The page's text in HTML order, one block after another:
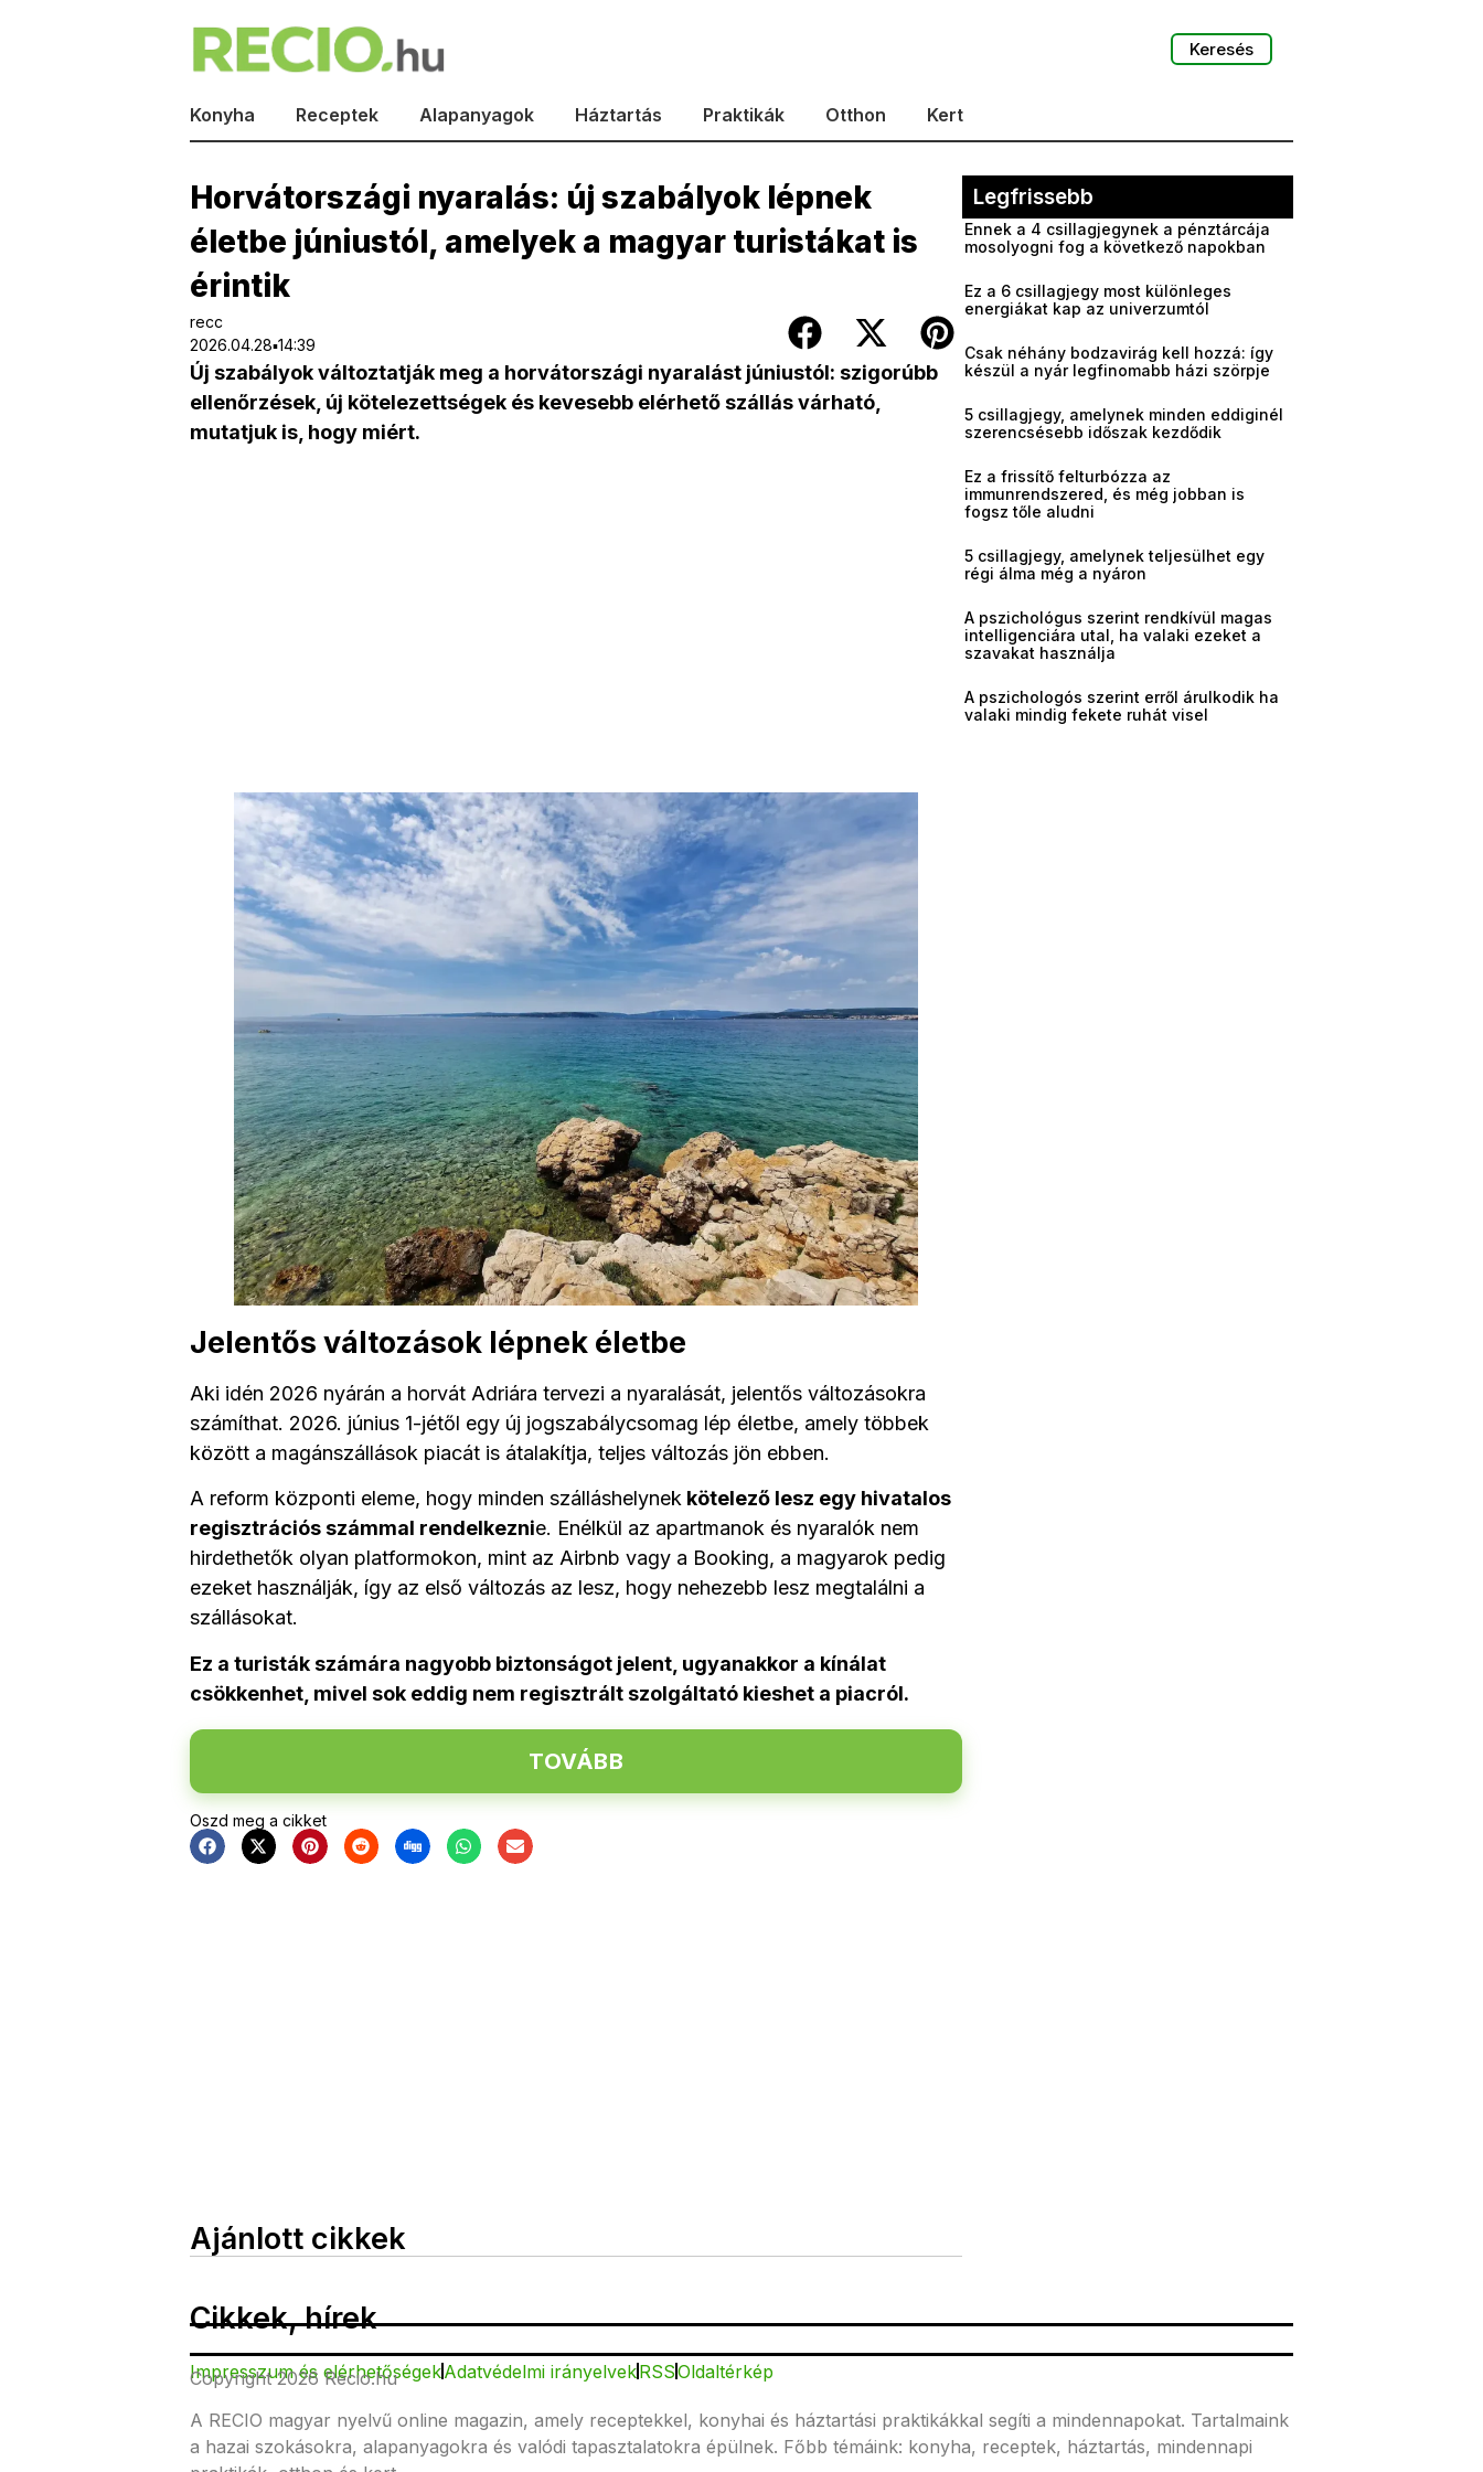
Keresés
Konyha Receptek Alapanyagok Háztartás Praktikák Otthon Kert
Horvátországi nyaralás: új szabályok lépnek
életbe júniustól, amelyek a magyar turistákat is
érintik
recc
2026.04.28▪14:39
Új szabályok változtatják meg a horvátországi nyaralást júniustól: szigorúbb
ellenőrzések, új kötelezettségek és kevesebb elérhető szállás várható,
mutatjuk is, hogy miért.
Jelentős változások lépnek életbe
Aki idén 2026 nyárán a horvát Adriára tervezi a nyaralását, jelentős változásokra
számíthat. 2026. június 1-jétől egy új jogszabálycsomag lép életbe, amely többek
között a magánszállások piacát is átalakítja, teljes változás jön ebben.
A reform központi eleme, hogy minden szálláshelynek kötelező lesz egy hivatalos
regisztrációs számmal rendelkeznie. Enélkül az apartmanok és nyaralók nem
hirdethetők olyan platformokon, mint az Airbnb vagy a Booking, a magyarok pedig
ezeket használják, így az első változás az lesz, hogy nehezebb lesz megtalálni a
szállásokat.
Ez a turisták számára nagyobb biztonságot jelent, ugyanakkor a kínálat
csökkenhet, mivel sok eddig nem regisztrált szolgáltató kieshet a piacról.
TOVÁBB
Oszd meg a cikket
Ajánlott cikkek
Legfrissebb
Ennek a 4 csillagjegynek a pénztárcája
mosolyogni fog a következő napokban
Ez a 6 csillagjegy most különleges
energiákat kap az univerzumtól
Csak néhány bodzavirág kell hozzá: így
készül a nyár legfinomabb házi szörpje
5 csillagjegy, amelynek minden eddiginél
szerencsésebb időszak kezdődik
Ez a frissítő felturbózza az
immunrendszered, és még jobban is
fogsz tőle aludni
5 csillagjegy, amelynek teljesülhet egy
régi álma még a nyáron
A pszichológus szerint rendkívül magas
intelligenciára utal, ha valaki ezeket a
szavakat használja
A pszichologós szerint erről árulkodik ha
valaki mindig fekete ruhát visel
Cikkek, hírek
Impresszum és elérhetőségekAdatvédelmi irányelvekRSSOldaltérkép
Copyright 2026 Recio.hu
A RECIO magyar nyelvű online magazin, amely receptekkel, konyhai és háztartási praktikákkal segíti a mindennapokat. Tartalmaink
a hazai szokásokra, alapanyagokra és valódi tapasztalatokra épülnek. Főbb témáink: konyha, receptek, háztartás, mindennapi